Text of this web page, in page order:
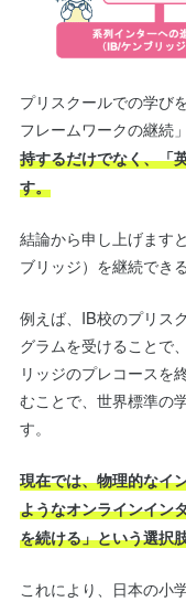
プリスクールでの学び
フレームワークの継続
持するだけでなく、「
す。
結論から申し上げます
ブリッジ）を継続でき
例えば、IB校のプリス
グラムを受けることで
リッジのプレコースを
むことで、世界標準の
す。
現在では、物理的なイ
ようなオンラインイン
を続ける」という選択
これにより、日本の小